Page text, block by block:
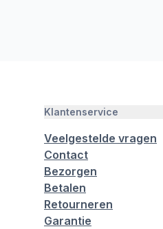
Klantenservice
Veelgestelde vragen
Contact
Bezorgen
Betalen
Retourneren
Garantie